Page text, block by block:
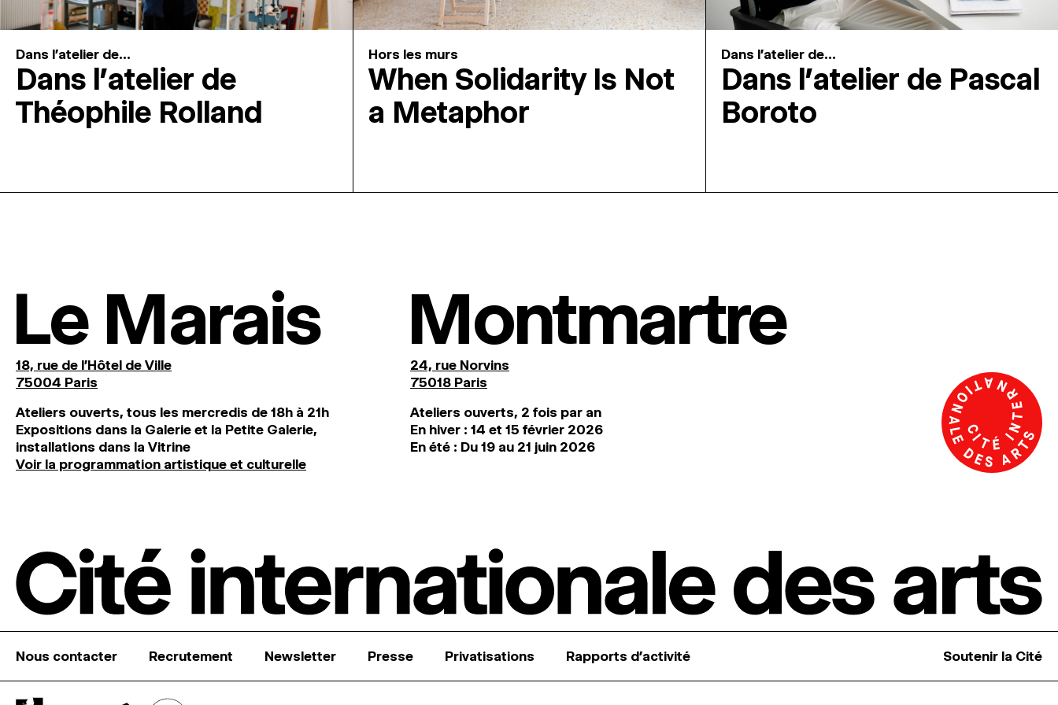
Dans l'atelier de...
Dans l’atelier de
Théophile Rolland
Hors les murs
When Solidarity Is Not
a Metaphor
Dans l'atelier de...
Dans l’atelier de Pascal
Boroto
Le Marais
18, rue de l'Hôtel de Ville
75004 Paris
Ateliers ouverts, tous les mercredis de 18h à 21h
Expositions dans la Galerie et la Petite Galerie,
installations dans la Vitrine
Voir la programmation artistique et culturelle
Montmartre
24, rue Norvins
75018 Paris
Ateliers ouverts, 2 fois par an
En hiver : 14 et 15 février 2026
En été : Du 19 au 21 juin 2026
Nous contacter Recrutement Newsletter Presse Privatisations Rapports d’activité Soutenir la Cité